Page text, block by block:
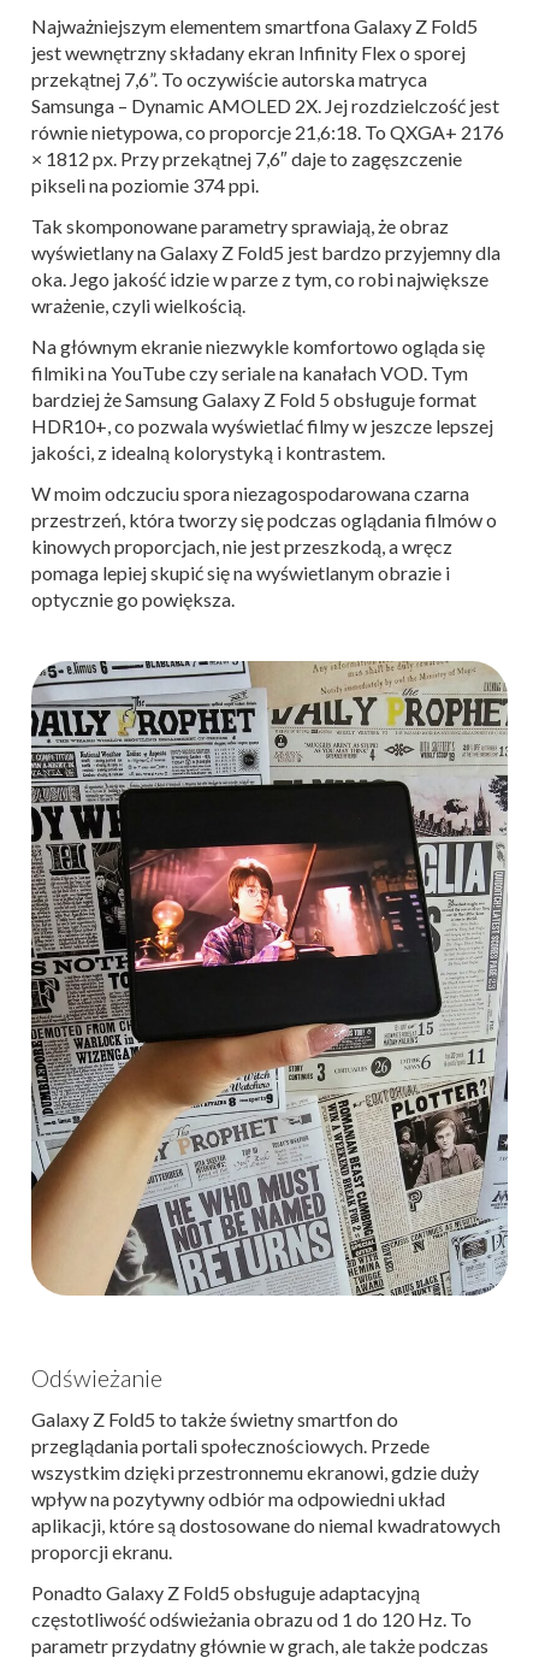
Najważniejszym elementem smartfona Galaxy Z Fold5
jest wewnętrzny składany ekran Infinity Flex o sporej
przekątnej 7,6”. To oczywiście autorska matryca
Samsunga – Dynamic AMOLED 2X. Jej rozdzielczość jest
równie nietypowa, co proporcje 21,6:18. To QXGA+ 2176
× 1812 px. Przy przekątnej 7,6″ daje to zagęszczenie
pikseli na poziomie 374 ppi.
Tak skomponowane parametry sprawiają, że obraz
wyświetlany na Galaxy Z Fold5 jest bardzo przyjemny dla
oka. Jego jakość idzie w parze z tym, co robi największe
wrażenie, czyli wielkością.
Na głównym ekranie niezwykle komfortowo ogląda się
filmiki na YouTube czy seriale na kanałach VOD. Tym
bardziej że Samsung Galaxy Z Fold 5 obsługuje format
HDR10+, co pozwala wyświetlać filmy w jeszcze lepszej
jakości, z idealną kolorystyką i kontrastem.
W moim odczuciu spora niezagospodarowana czarna
przestrzeń, która tworzy się podczas oglądania filmów o
kinowych proporcjach, nie jest przeszkodą, a wręcz
pomaga lepiej skupić się na wyświetlanym obrazie i
optycznie go powiększa.
Odświeżanie
Galaxy Z Fold5 to także świetny smartfon do
przeglądania portali społecznościowych. Przede
wszystkim dzięki przestronnemu ekranowi, gdzie duży
wpływ na pozytywny odbiór ma odpowiedni układ
aplikacji, które są dostosowane do niemal kwadratowych
proporcji ekranu.
Ponadto Galaxy Z Fold5 obsługuje adaptacyjną
częstotliwość odświeżania obrazu od 1 do 120 Hz. To
parametr przydatny głównie w grach, ale także podczas